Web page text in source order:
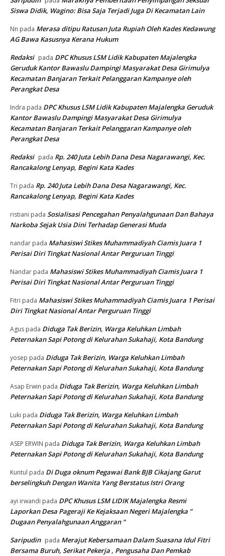
Siswa Didik, Wagino: Bisa Saja Terjadi Juga Di Kecamatan Lain
Nn pada Merasa ditipu Ratusan Juta Rupiah Oleh Kades Kedawung
AG Bawa Kasusnya Kerana Hukum
Redaksi pada DPC Khusus LSM Lidik Kabupaten Majalengka
Geruduk Kantor Bawaslu Dampingi Masyarakat Desa Girimulya
Kecamatan Banjaran Terkait Pelanggaran Kampanye oleh
Perangkat Desa
Indra pada DPC Khusus LSM Lidik Kabupaten Majalengka Geruduk
Kantor Bawaslu Dampingi Masyarakat Desa Girimulya
Kecamatan Banjaran Terkait Pelanggaran Kampanye oleh
Perangkat Desa
Redaksi pada Rp. 240 Juta Lebih Dana Desa Nagarawangi, Kec.
Rancakalong Lenyap, Begini Kata Kades
Tri pada Rp. 240 Juta Lebih Dana Desa Nagarawangi, Kec.
Rancakalong Lenyap, Begini Kata Kades
ristiani pada Sosialisasi Pencegahan Penyalahgunaan Dan Bahaya
Narkoba Sejak Usia Dini Terhadap Generasi Muda
nandar pada Mahasiswi Stikes Muhammadiyah Ciamis Juara 1
Perisai Diri Tingkat Nasional Antar Perguruan Tinggi
Nandar pada Mahasiswi Stikes Muhammadiyah Ciamis Juara 1
Perisai Diri Tingkat Nasional Antar Perguruan Tinggi
Fitri pada Mahasiswi Stikes Muhammadiyah Ciamis Juara 1 Perisai
Diri Tingkat Nasional Antar Perguruan Tinggi
Agus pada Diduga Tak Berizin, Warga Keluhkan Limbah
Peternakan Sapi Potong di Kelurahan Sukahaji, Kota Bandung
yosep pada Diduga Tak Berizin, Warga Keluhkan Limbah
Peternakan Sapi Potong di Kelurahan Sukahaji, Kota Bandung
Asap Erwin pada Diduga Tak Berizin, Warga Keluhkan Limbah
Peternakan Sapi Potong di Kelurahan Sukahaji, Kota Bandung
Luki pada Diduga Tak Berizin, Warga Keluhkan Limbah
Peternakan Sapi Potong di Kelurahan Sukahaji, Kota Bandung
ASEP ERWIN pada Diduga Tak Berizin, Warga Keluhkan Limbah
Peternakan Sapi Potong di Kelurahan Sukahaji, Kota Bandung
Kuntul pada Di Duga oknum Pegawai Bank BJB Cikajang Garut
berselingkuh Dengan Wanita Yang Berstatus Istri Orang
ayi irwandi pada DPC Khusus LSM LIDIK Majalengka Resmi
Laporkan Desa Pageraji Ke Kejaksaan Negeri Majalengka ”
Dugaan Penyalahgunaan Anggaran “
Saripudin pada Merajut Kebersamaan Dalam Suasana Idul Fitri
Bersama Buruh, Serikat Pekerja , Pengusaha Dan Pemkab